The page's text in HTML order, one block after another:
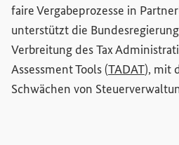
faire Vergabeprozesse in
unterstützt die
Verbreitung desTax
Assessment Tools(TADAT), mit
Schwächen von